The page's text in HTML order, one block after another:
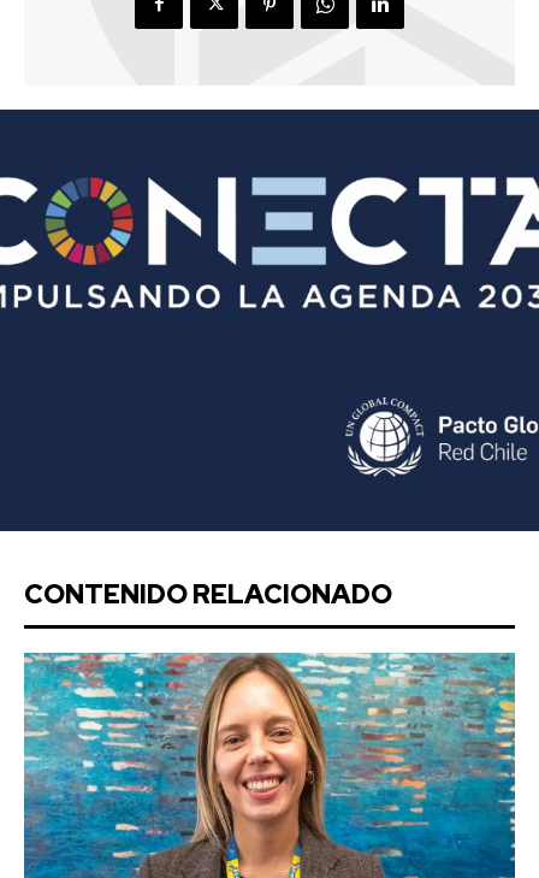
CONTENIDO RELACIONADO